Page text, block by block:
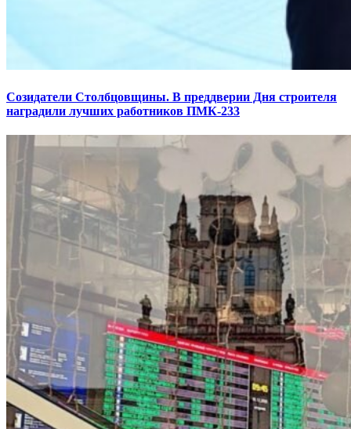
Созидатели Столбцовщины. В преддверии Дня строителя
наградили лучших работников ПМК-233